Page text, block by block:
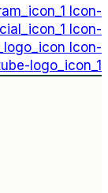
Icon-
Icon-
Icon-
logo_icon_1